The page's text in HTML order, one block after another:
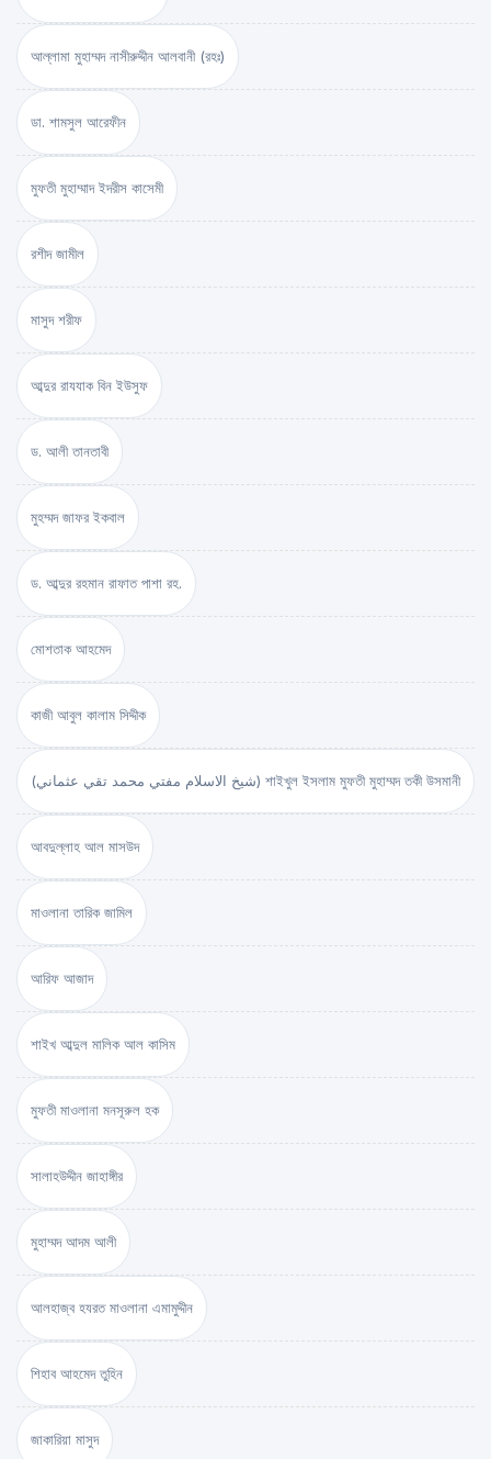
আল্লামা মুহাম্মদ নাসীরুদ্দীন আলবানী (রহঃ)
ডা. শামসুল আরেফীন
মুফতী মুহাম্মাদ ইদরীস কাসেমী
রশীদ জামীল
মাসুদ শরীফ
আব্দুর রাযযাক বিন ইউসুফ
ড. আলী তানতাবী
মুহম্মদ জাফর ইকবাল
ড. আব্দুর রহমান রাফাত পাশা রহ.
মোশতাক আহমেদ
কাজী আবুল কালাম সিদ্দীক
(شيخ الاسلام مفتي محمد تقي عثماني) শাইখুল ইসলাম মুফতী মুহাম্মদ তকী উসমানী
আবদুল্লাহ আল মাসউদ
মাওলানা তারিক জামিল
আরিফ আজাদ
শাইখ আব্দুল মালিক আল কাসিম
মুফতী মাওলানা মনসূরুল হক
সালাহউদ্দীন জাহাঙ্গীর
মুহাম্মদ আদম আলী
আলহাজ্ব হযরত মাওলানা এমামুদ্দীন
শিহাব আহমেদ তুহিন
জাকারিয়া মাসুদ